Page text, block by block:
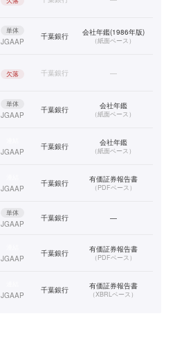
単体
JGAAP
千葉銀行 会社年鑑(1986年版)
（紙面ベース）
欠落 千葉銀行 —
単体
JGAAP
千葉銀行 会社年鑑
（紙面ベース）
JGAAP
千葉銀行 会社年鑑
（紙面ベース）
JGAAP
千葉銀行 有価証券報告書
（PDFベース）
単体
JGAAP
千葉銀行 —
JGAAP
千葉銀行 有価証券報告書
（PDFベース）
JGAAP
千葉銀行 有価証券報告書
（XBRLベース）